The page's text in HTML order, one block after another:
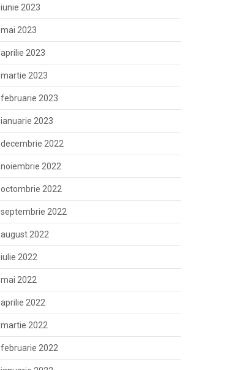
iunie 2023
mai 2023
aprilie 2023
martie 2023
februarie 2023
ianuarie 2023
decembrie 2022
noiembrie 2022
octombrie 2022
septembrie 2022
august 2022
iulie 2022
mai 2022
aprilie 2022
martie 2022
februarie 2022